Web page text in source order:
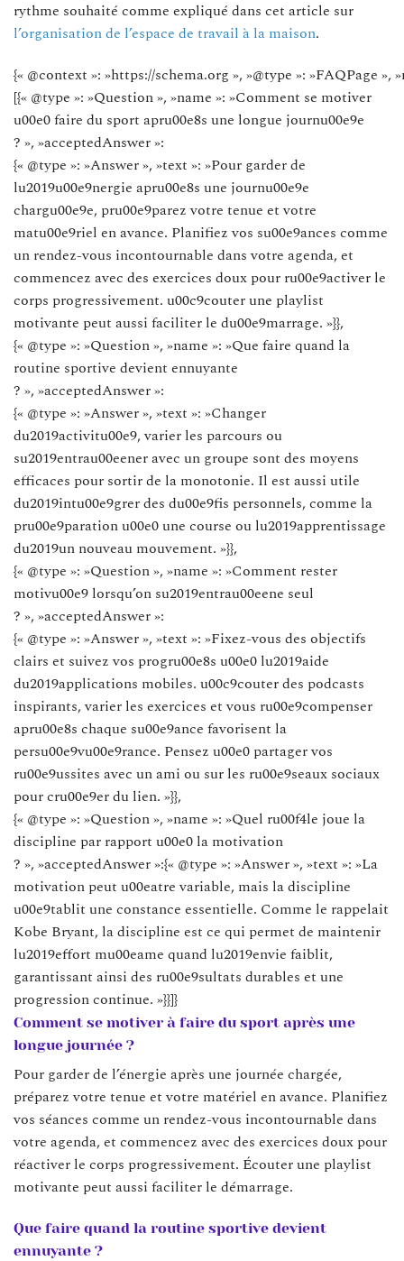
rythme souhaité comme expliqué dans cet article sur
l’organisation de l’espace de travail à la maison.
{« @context »: »https://schema.org », »@type »: »FAQPage »,
[{« @type »: »Question », »name »: »Comment se motiver
u00e0 faire du sport apru00e8s une longue journu00e9e
? », »acceptedAnswer »:
{« @type »: »Answer », »text »: »Pour garder de
lu2019u00e9nergie apru00e8s une journu00e9e
chargu00e9e, pru00e9parez votre tenue et votre
matu00e9riel en avance. Planifiez vos su00e9ances comme
un rendez-vous incontournable dans votre agenda, et
commencez avec des exercices doux pour ru00e9activer le
corps progressivement. u00c9couter une playlist
motivante peut aussi faciliter le du00e9marrage. »}},
{« @type »: »Question », »name »: »Que faire quand la
routine sportive devient ennuyante
? », »acceptedAnswer »:
{« @type »: »Answer », »text »: »Changer
du2019activitu00e9, varier les parcours ou
su2019entrau00eener avec un groupe sont des moyens
efficaces pour sortir de la monotonie. Il est aussi utile
du2019intu00e9grer des du00e9fis personnels, comme la
pru00e9paration u00e0 une course ou lu2019apprentissage
du2019un nouveau mouvement. »}},
{« @type »: »Question », »name »: »Comment rester
motivu00e9 lorsqu’on su2019entrau00eene seul
? », »acceptedAnswer »:
{« @type »: »Answer », »text »: »Fixez-vous des objectifs
clairs et suivez vos progru00e8s u00e0 lu2019aide
du2019applications mobiles. u00c9couter des podcasts
inspirants, varier les exercices et vous ru00e9compenser
apru00e8s chaque su00e9ance favorisent la
persu00e9vu00e9rance. Pensez u00e0 partager vos
ru00e9ussites avec un ami ou sur les ru00e9seaux sociaux
pour cru00e9er du lien. »}},
{« @type »: »Question », »name »: »Quel ru00f4le joue la
discipline par rapport u00e0 la motivation
? », »acceptedAnswer »:{« @type »: »Answer », »text »: »La
motivation peut u00eatre variable, mais la discipline
u00e9tablit une constance essentielle. Comme le rappelait
Kobe Bryant, la discipline est ce qui permet de maintenir
lu2019effort mu00eame quand lu2019envie faiblit,
garantissant ainsi des ru00e9sultats durables et une
progression continue. »}}]}
Comment se motiver à faire du sport après une
longue journée ?
Pour garder de l’énergie après une journée chargée,
préparez votre tenue et votre matériel en avance. Planifiez
vos séances comme un rendez-vous incontournable dans
votre agenda, et commencez avec des exercices doux pour
réactiver le corps progressivement. Écouter une playlist
motivante peut aussi faciliter le démarrage.
Que faire quand la routine sportive devient
ennuyante ?